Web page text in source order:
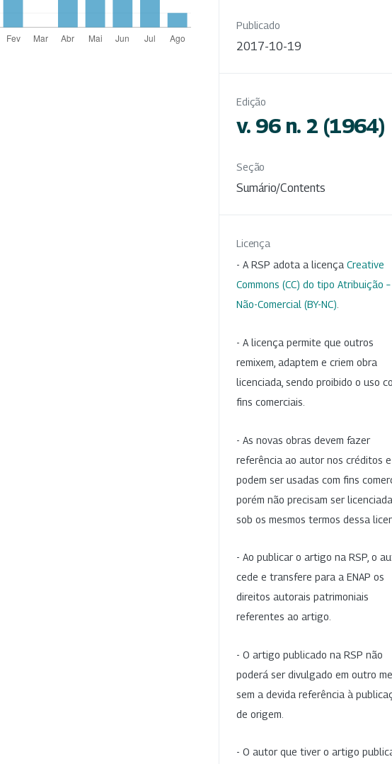
Publicado
2017-10-19
Edição
v. 96 n. 2 (1964)
Seção
Sumário/Contents
Licença
- A RSP adota a licença Creative
Commons (CC) do tipo Atribuição –
Não-Comercial (BY-NC)
- A licença permite que outros
remixem, adaptem e criem obra
licenciada, sendo proibido o uso
fins comerciais.
- As novas obras devem fazer
referência ao autor nos créditos
podem ser usadas com fins
porém não precisam ser
sob os mesmos termos dessa
- Ao publicar o artigo na RSP, o
cede e transfere para a ENAP os
direitos autorais patrimoniais
referentes ao artigo.
- O artigo publicado na RSP não
poderá ser divulgado em outro
sem a devida referência à
de origem.
- O autor que tiver o artigo